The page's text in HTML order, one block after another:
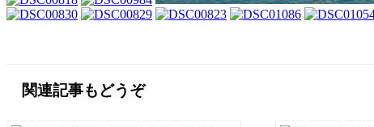
関連記事もどうぞ